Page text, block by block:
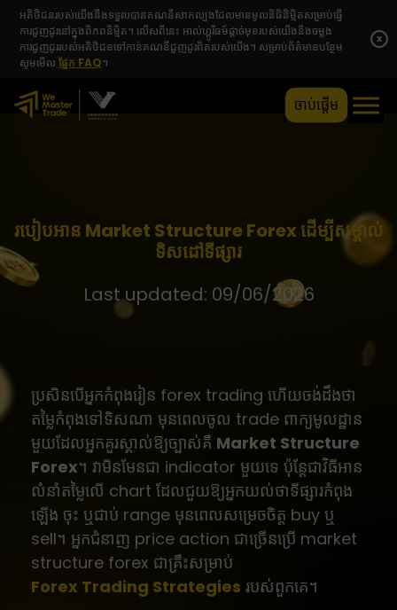
អតិថិជនរបស់យើងនឹងទទួលបានគណនីសាកល្បងដែលមានមូលនិធិនិម្មិតសម្រាប់ធ្វើ
ការជួញដូរនៅក្នុងពិភពនិម្មិត។ លើសពីនេះ អាល់ហ្គូរីធម៍ផ្តាច់មុខរបស់យើងនឹងចម្លង
ការជួញដូររបស់អតិថិជនទៅកាន់គណនីជួញដូរពិតរបស់យើង។ សម្រាប់ព័ត៌មានបន្ថែម
សូមមើលផ្នែក FAQ។
x
ចាប់ផ្តើម
របៀបអាន Market Structure Forex ដើម្បីសម្គាល់
ទិសដៅទីផ្សារ
Last updated: 09/06/2026
ប្រសិនបើអ្នកកំពុងរៀន forex trading ហើយចង់ដឹងថា
តម្លៃកំពុងទៅទិសណា មុនពេលចូល trade ពាក្យមូលដ្ឋាន
មួយដែលអ្នកគួរស្គាល់ឱ្យច្បាស់គឺ Market Structure
Forex។ វាមិនមែនជា indicator មួយទេ ប៉ុន្តែជាវិធីអាន
លំនាំតម្លៃលើ chart ដែលជួយឱ្យអ្នកយល់ថាទីផ្សារកំពុង
ឡើង ចុះ ឬជាប់ range មុនពេលសម្រេចចិត្ត buy ឬ
sell។ អ្នកជំនាញ price action ជាច្រើនប្រើ market
structure forex ជាគ្រឹះសម្រាប់
Forex Trading Strategies របស់ពួកគេ។